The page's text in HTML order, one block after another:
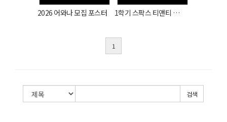
2026 어와나 모집 포스터 1학기 스팍스 티앤티 단체사진
1
검색